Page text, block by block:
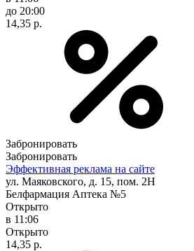
до 20:00
14,35 р.
Забронировать
Забронировать
Эффективная реклама на сайте
ул. Маяковского, д. 15, пом. 2Н
Белфармация Аптека №5
Открыто
в 11:06
Открыто
14,35 р.